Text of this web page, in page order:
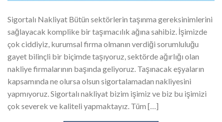
Sigortalı Nakliyat Bütün sektörlerin taşınma gereksinimlerini
sağlayacak komplike bir taşımacılık ağına sahibiz. İşimizde
çok ciddiyiz, kurumsal firma olmanın verdiği sorumluluğu
gayet bilinçli bir biçimde taşıyoruz, sektörde ağırlığı olan
nakliye firmalarının başında geliyoruz. Taşınacak eşyaların
kapsamında ne olursa olsun sigortalamadan nakliyesini
yapmıyoruz. Sigortalı nakliyat bizim işimiz ve biz bu işimizi
çok severek ve kaliteli yapmaktayız. Tüm […]